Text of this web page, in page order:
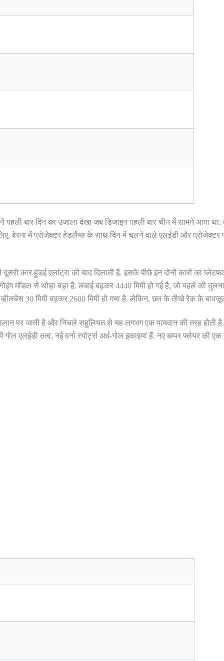
पहली बार दिन का उजाला देखा जब डिजाइन पहली बार चीन में सामने आया
वेरना में प्रोजेक्टर हेडलैंप्स के साथ दिन में चलने वाले एलईडी और
कार हुंडई एलांट्रा की याद दिलाती है. इसके पीछे इन दोनों कारों का
मॉडल से थोड़ा बड़ा है. लंबाई बढ़कर 4440 मिमी हो गई है, जो पहले की तुलना
30 मिमी बढ़कर 2600 मिमी हो गया है. लेकिन, छत के तीखे रेक के
पर जाती है और निचले सहूलियत से यह लगभग एक पायदान की तरह होती
गोल एलईडी तत्व, नई वर्ना स्पोर्ट्स अर्ध-गोल इकाइयां हैं. नए बम्पर फ्लेयर की